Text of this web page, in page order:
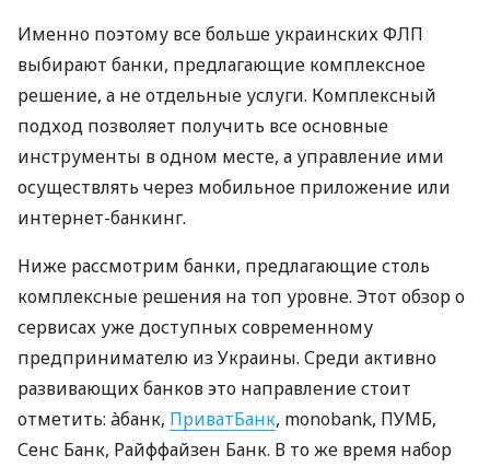
Именно поэтому все больше украинских ФЛП
выбирают банки, предлагающие комплексное
решение, а не отдельные услуги. Комплексный
подход позволяет получить все основные
инструменты в одном месте, а управление ими
осуществлять через мобильное приложение или
интернет-банкинг.
Ниже рассмотрим банки, предлагающие столь
комплексные решения на топ уровне. Этот обзор о
сервисах уже доступных современному
предпринимателю из Украины. Среди активно
развивающих банков это направление стоит
отметить: àбанк, ПриватБанк, monobank, ПУМБ,
Сенс Банк, Райффайзен Банк. В то же время набор